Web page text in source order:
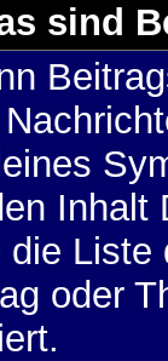
sind
oder